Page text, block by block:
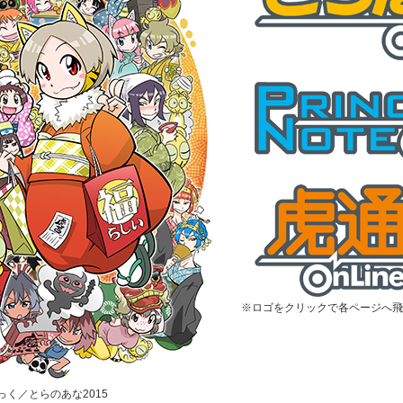
く／とらのあな2015
※ロゴをクリックで各ページへ